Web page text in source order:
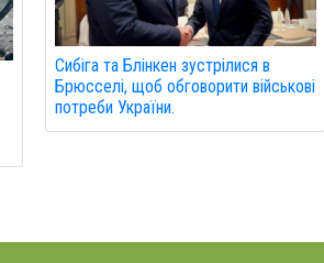
Сибіга та Блінкен зустрілися в
Брюсселі, щоб обговорити військові
потреби України.